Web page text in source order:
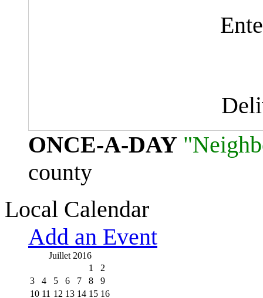
ONCE-A-DAY
county
Local Calendar
Add an Event
Juillet 2016
1
2
3
4 5 6 7 8
9
10 11 12 13 14 15 16